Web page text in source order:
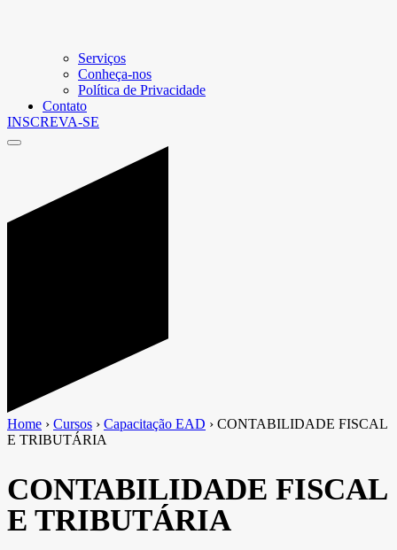
Serviços
Conheça-nos
Política de Privacidade
Contato
INSCREVA-SE
Home › Cursos › Capacitação EAD › CONTABILIDADE FISCAL
E TRIBUTÁRIA
CONTABILIDADE FISCAL
E TRIBUTÁRIA